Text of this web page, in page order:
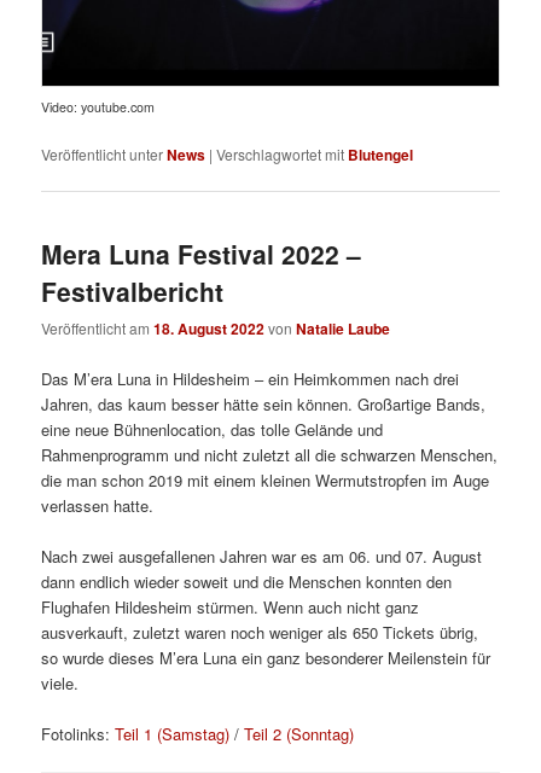
Video: youtube.com
Veröffentlicht unterNews |Verschlagwortet mit Blutengel
Mera Luna Festival 2022 –
Festivalbericht
Veröffentlicht am18. August 2022vonNatalie Laube
Das M’era Luna in Hildesheim – ein Heimkommen nach drei
Jahren, das kaum besser hätte sein können. Großartige Bands,
eine neue Bühnenlocation, das tolle Gelände und
Rahmenprogramm und nicht zuletzt all die schwarzen Menschen,
die man schon 2019 mit einem kleinen Wermutstropfen im Auge
verlassen hatte.
Nach zwei ausgefallenen Jahren war es am 06. und 07. August
dann endlich wieder soweit und die Menschen konnten den
Flughafen Hildesheim stürmen. Wenn auch nicht ganz
ausverkauft, zuletzt waren noch weniger als 650 Tickets übrig,
so wurde dieses M’era Luna ein ganz besonderer Meilenstein für
viele.
Fotolinks:Teil 1 (Samstag) /Teil 2 (Sonntag)